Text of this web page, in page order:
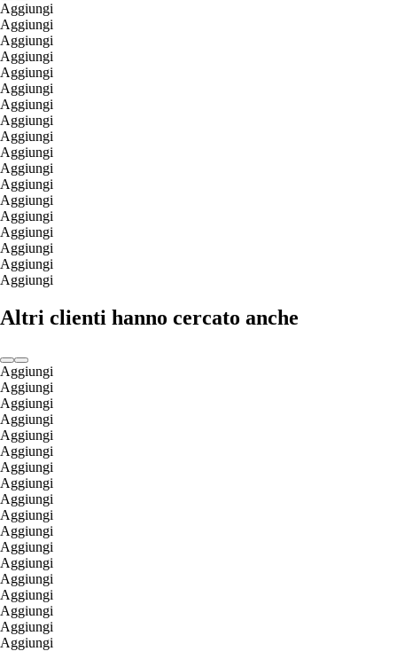
Aggiungi
Aggiungi
Aggiungi
Aggiungi
Aggiungi
Aggiungi
Aggiungi
Aggiungi
Aggiungi
Aggiungi
Aggiungi
Aggiungi
Aggiungi
Aggiungi
Aggiungi
Aggiungi
Aggiungi
Aggiungi
Altri clienti hanno cercato anche
Aggiungi
Aggiungi
Aggiungi
Aggiungi
Aggiungi
Aggiungi
Aggiungi
Aggiungi
Aggiungi
Aggiungi
Aggiungi
Aggiungi
Aggiungi
Aggiungi
Aggiungi
Aggiungi
Aggiungi
Aggiungi